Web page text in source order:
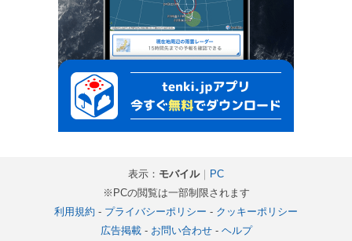
表示： モバイル｜ PC
※PCの閲覧は一部制限されます
利用規約 - プライバシーポリシー - クッキーポリシー
広告掲載- お問い合わせ- ヘルプ